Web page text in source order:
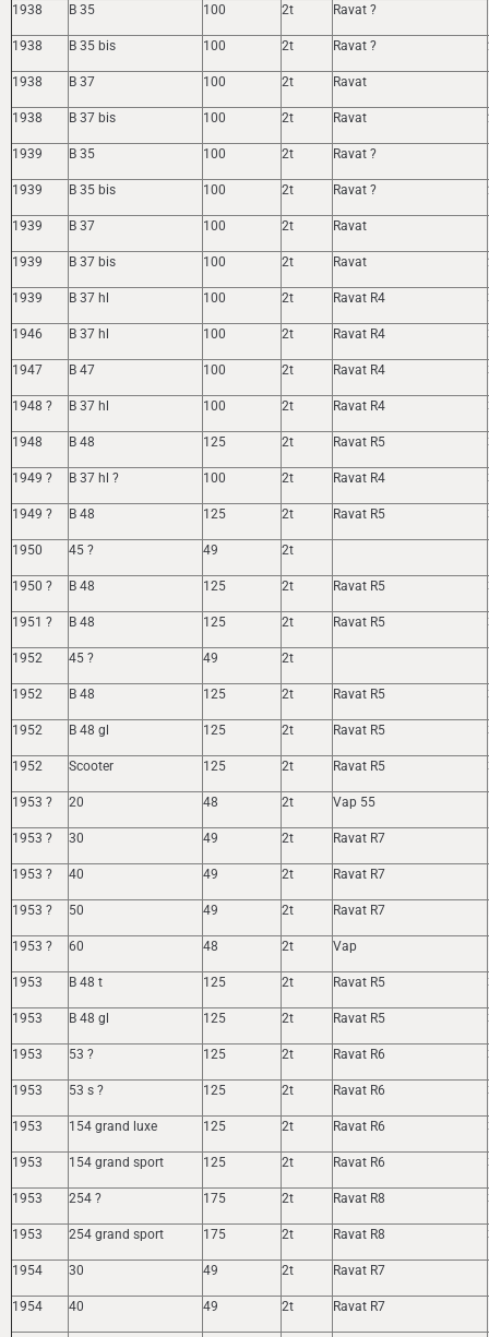
1938 B 35 100 2t Ravat ?
1938 B 35 bis 100 2t Ravat ?
1938 B 37 100 2t Ravat
1938 B 37 bis 100 2t Ravat
1939 B 35 100 2t Ravat ?
1939 B 35 bis 100 2t Ravat ?
1939 B 37 100 2t Ravat
1939 B 37 bis 100 2t Ravat
1939 B 37 hl 100 2t Ravat R4
1946 B 37 hl 100 2t Ravat R4
1947 B 47 100 2t Ravat R4
1948 ? B 37 hl 100 2t Ravat R4
1948 B 48 125 2t Ravat R5
1949 ? B 37 hl ? 100 2t Ravat R4
1949 ? B 48 125 2t Ravat R5
1950 45 ? 49 2t
1950 ? B 48 125 2t Ravat R5
1951 ? B 48 125 2t Ravat R5
1952 45 ? 49 2t
1952 B 48 125 2t Ravat R5
1952 B 48 gl 125 2t Ravat R5
1952 Scooter 125 2t Ravat R5
1953 ? 20 48 2t Vap 55
1953 ? 30 49 2t Ravat R7
1953 ? 40 49 2t Ravat R7
1953 ? 50 49 2t Ravat R7
1953 ? 60 48 2t Vap
1953 B 48 t 125 2t Ravat R5
1953 B 48 gl 125 2t Ravat R5
1953 53 ? 125 2t Ravat R6
1953 53 s ? 125 2t Ravat R6
1953 154 grand luxe 125 2t Ravat R6
1953 154 grand sport 125 2t Ravat R6
1953 254 ? 175 2t Ravat R8
1953 254 grand sport 175 2t Ravat R8
1954 30 49 2t Ravat R7
1954 40 49 2t Ravat R7